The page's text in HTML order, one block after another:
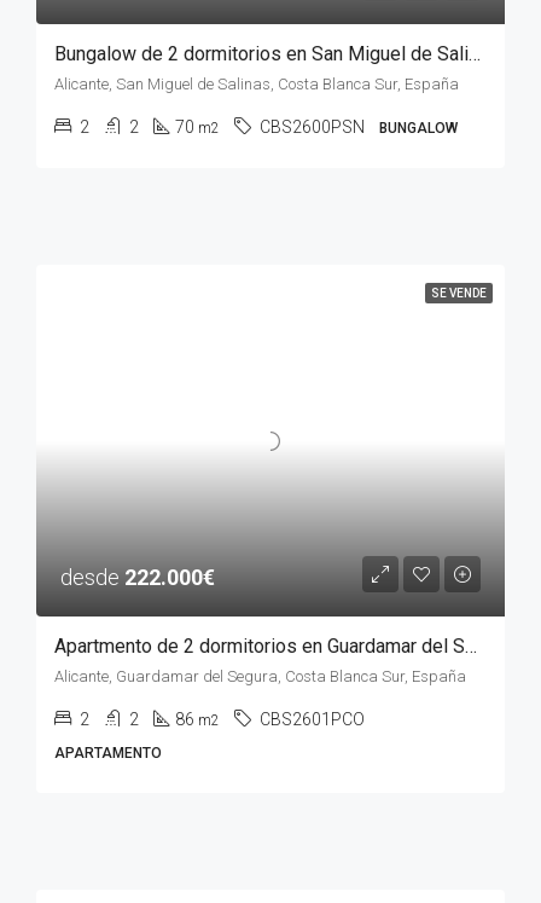
Bungalow de 2 dormitorios en San Miguel de Salinas, ALICANTE
Alicante, San Miguel de Salinas, Costa Blanca Sur, España
2 2 70 m2 CBS2600PSN BUNGALOW
SE VENDE
desde 222.000€
Apartmento de 2 dormitorios en Guardamar del Segura, ALICANTE
Alicante, Guardamar del Segura, Costa Blanca Sur, España
2 2 86 m2 CBS2601PCO
APARTAMENTO